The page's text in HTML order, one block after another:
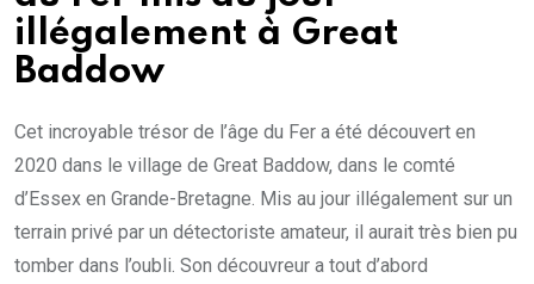
illégalement à Great
Baddow
Cet incroyable trésor de l’âge du Fer a été découvert en
2020 dans le village de Great Baddow, dans le comté
d’Essex en Grande-Bretagne. Mis au jour illégalement sur un
terrain privé par un détectoriste amateur, il aurait très bien pu
tomber dans l’oubli. Son découvreur a tout d’abord